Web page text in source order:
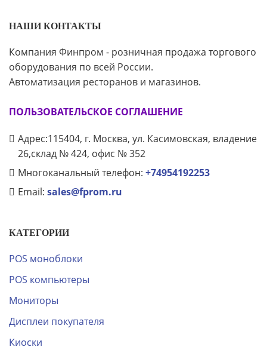
НАШИ КОНТАКТЫ
Компания Финпром - розничная продажа торгового
оборудования по всей России.
Автоматизация ресторанов и магазинов.
ПОЛЬЗОВАТЕЛЬСКОЕ СОГЛАШЕНИЕ
Адрес:115404, г. Москва, ул. Касимовская, владение
26,склад № 424, офис № 352
Многоканальный телефон: +74954192253
Email: sales@fprom.ru
КАТЕГОРИИ
POS моноблоки
POS компьютеры
Мониторы
Дисплеи покупателя
Киоски